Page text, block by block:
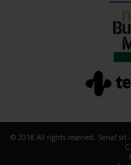
© 2018 All rights reserved. Senaf srl